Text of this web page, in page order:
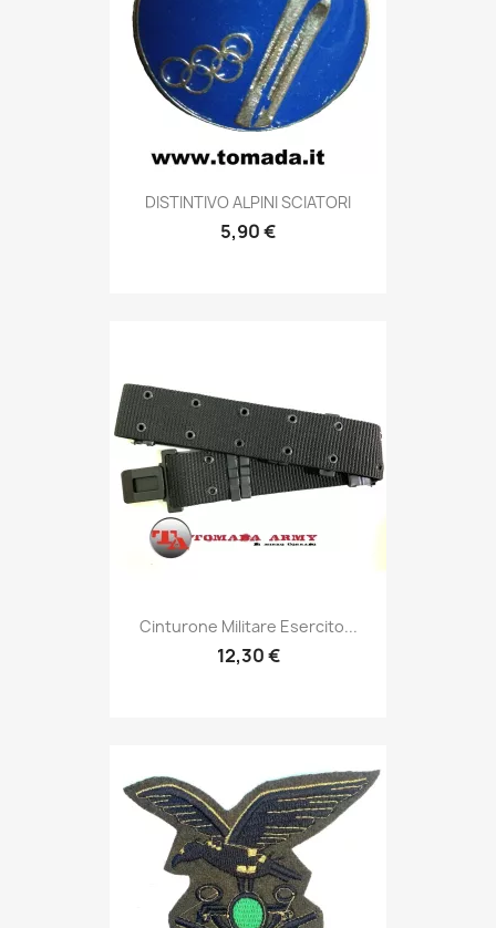
Anteprima
DISTINTIVO ALPINI SCIATORI
5,90 €
Anteprima
Cinturone Militare Esercito...
12,30 €